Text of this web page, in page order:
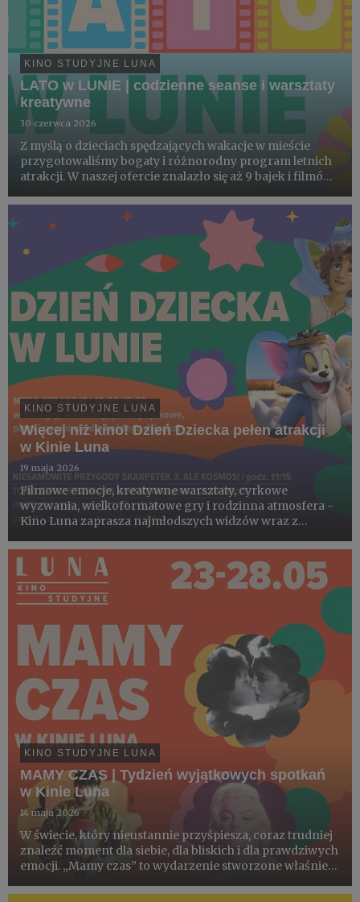
KINO STUDYJNE LUNA
LATO w LUNIE | codzienne seanse i warsztaty
kreatywne
30 czerwca 2026
Z myślą o dzieciach spędzających wakacje w mieście
przygotowaliśmy bogaty i różnorodny program letnich
atrakcji. W naszej ofercie znalazło się aż 9 bajek i filmów
emocji, wzruszeń i dobrej zabawy. Starannie dobrany
repertu...
KINO STUDYJNE LUNA
Więcej niż kino! Dzień Dziecka pełen atrakcji
w Kinie Luna
19 maja 2026
Filmowe emocje, kreatywne warsztaty, cyrkowe
wyzwania, wielkoformatowe gry i rodzinna atmosfera -
Kino Luna zaprasza najmłodszych widzów wraz z
odbędą się 31 maja 2026 roku. Tego dnia kino zamieni się
w przestrzeń pełną...
KINO STUDYJNE LUNA
MAMY CZAS | Tydzień wyjątkowych spotkań
w Kinie Luna
14 maja 2026
W świecie, który nieustannie przyśpiesza, coraz trudniej
znaleźć moment dla siebie, dla bliskich i dla prawdziwych
emocji. „Mamy czas” to wydarzenie stworzone właśnie
które porusza, inspiruje i otwiera na rozmowę....